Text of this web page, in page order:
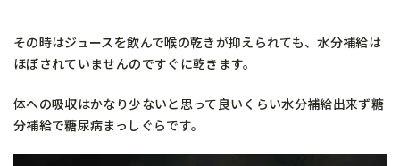
その時はジュースを飲んで喉の乾きが抑えられても、水分補給は
ほぼされていませんのですぐに乾きます。
体への吸収はかなり少ないと思って良いくらい水分補給出来ず糖
分補給で糖尿病まっしぐらです。